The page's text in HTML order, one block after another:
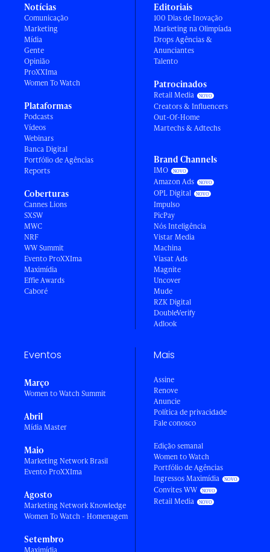
Notícias
Comunicação
Marketing
Mídia
Gente
Opinião
ProXXIma
Women To Watch
Plataformas
Podcasts
Vídeos
Webinars
Banca Digital
Portfólio de Agências
Reports
Coberturas
Cannes Lions
SXSW
MWC
NRF
WW Summit
Evento ProXXIma
Maximídia
Effie Awards
Caboré
Editoriais
100 Dias de Inovação
Marketing na Olimpíada
Drops Agências &
Anunciantes
Talento
Patrocinados
Retail Media
Creators & Influencers
Out-Of-Home
Martechs & Adtechs
Brand Channels
IMO
Amazon Ads
OPL Digital
Impulso
PicPay
Nós Inteligência
Vistar Media
Machina
Viasat Ads
Magnite
Uncover
Mude
RZK Digital
DoubleVerify
Adlook
Eventos
Março
Women to Watch Summit
Abril
Mídia Master
Maio
Marketing Network Brasil
Evento ProXXIma
Agosto
Marketing Network Knowledge
Women To Watch - Homenagem
Setembro
Maximídia
Mais
Assine
Renove
Anuncie
Política de privacidade
Fale conosco
Edição semanal
Women to Watch
Portfólio de Agências
Ingressos Maximídia
Convites WW
Retail Media